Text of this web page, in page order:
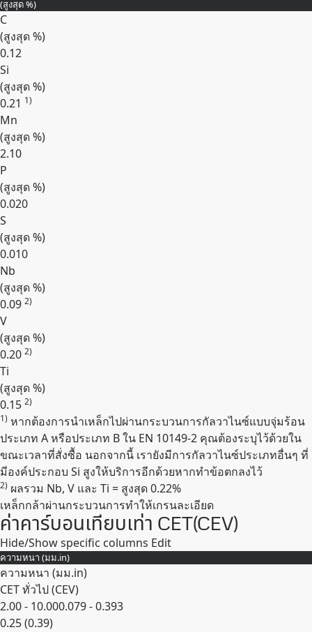
(สูงสุด%)
C
(สูงสุด%)
0.12
Si
(สูงสุด%)
0.21 1)
Mn
(สูงสุด%)
2.10
P
(สูงสุด%)
0.020
S
(สูงสุด%)
0.010
Nb
(สูงสุด%)
0.09 2)
V
(สูงสุด%)
0.20 2)
Ti
(สูงสุด%)
0.15 2)
Expand
1) หากต้องการนำเหล็กไปผ่านกระบวนการกัลวาไนซ์แบบจุ่มร้อน
ประเภท A หรือประเภท B ใน EN 10149-2 คุณต้องระบุไว้ด้วยใน
ขณะเวลาที่สั่งซื้อ นอกจากนี้ เรายังมีการกัลวาไนซ์ประเภทอื่นๆ ที่
มีองค์ประกอบ Si สูงให้บริการอีกด้วยหากทำข้อตกลงไว้
2) ผลรวม Nb, V และ Ti = สูงสุด 0.22%
เหล็กกล้าผ่านกระบวนการทำให้เกรนละเอียด
ค่าคาร์บอนเทียบเท่า CET(CEV)
Hide/Show specific columns Edit
ความหนา (มม.in)
ความหนา (มม.in)
CET ทั่วไป (CEV)
2.00 - 10.000.079 - 0.393
0.25 (0.39)